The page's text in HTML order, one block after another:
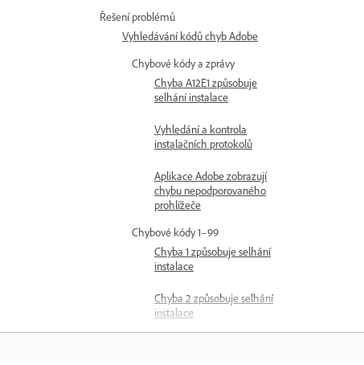
Řešení problémů
Vyhledávání kódů chyb Adobe
Chybové kódy a zprávy
Chyba A12E1 způsobuje
selhání instalace
Vyhledání a kontrola
instalačních protokolů
Aplikace Adobe zobrazují
chybu nepodporovaného
prohlížeče
Chybové kódy 1–99
Chyba 1 způsobuje selhání
instalace
Chyba 2 způsobuje selhání
instalace